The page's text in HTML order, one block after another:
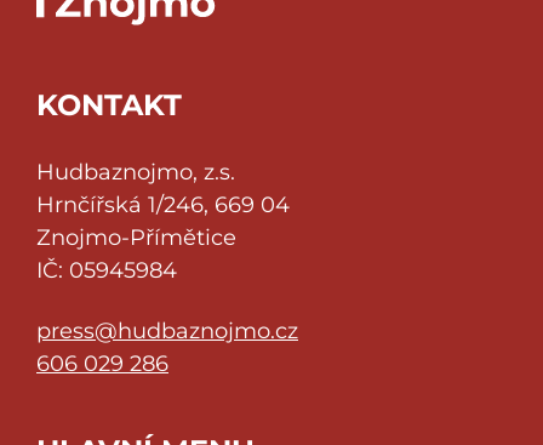
KONTAKT
Hudbaznojmo, z.s.
Hrnčířská 1/246, 669 04
Znojmo-Přímětice
IČ: 05945984
press@hudbaznojmo.cz
606 029 286